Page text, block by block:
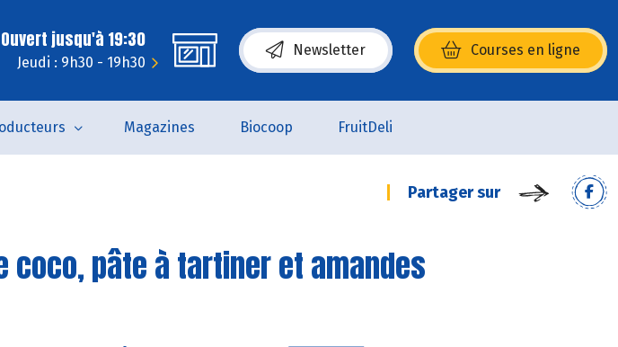
Ouvert jusqu'à 19:30
Jeudi : 9h30 - 19h30
Newsletter Courses en ligne
(s’ouvre dans une nouvelle fenêtre)
Magazines Biocoop FruitDeli
Partager sur
coco, pâte à tartiner et amandes